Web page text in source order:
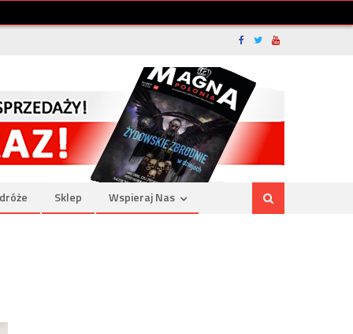
Sklep Wspieraj Nas